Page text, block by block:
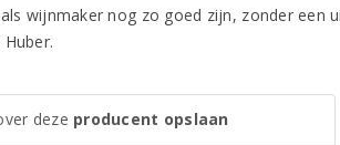
wijnmaker nog zo goed zijn, zonder
deze producent opslaan